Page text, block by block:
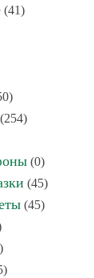
(41)
(0)
(45)
(45)